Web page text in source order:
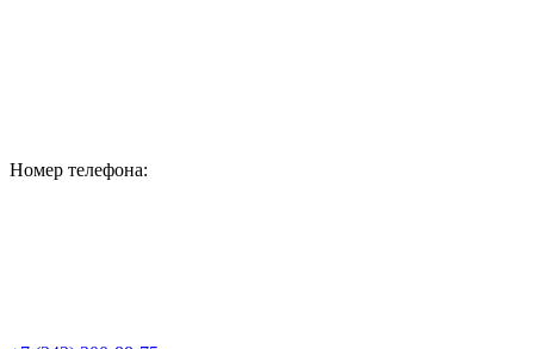
Номер телефона: